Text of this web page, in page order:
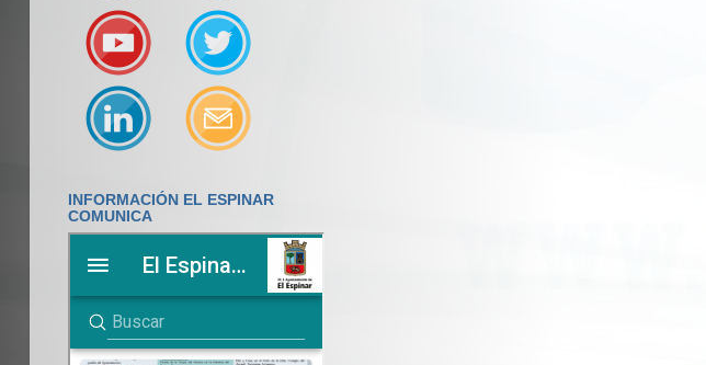
INFORMACIÓN EL ESPINAR
COMUNICA